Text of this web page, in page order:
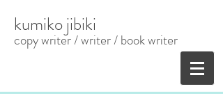
kumiko jibiki
copy writer / writer​ / book writer